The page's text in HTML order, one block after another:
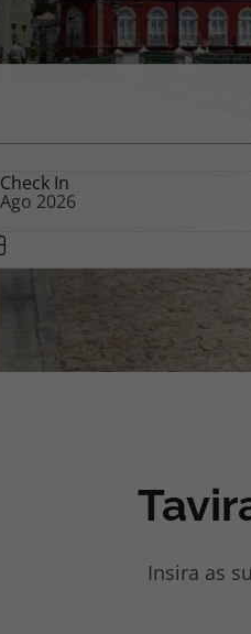
Especialistas
Blog TopViagens
Check In
Insira as